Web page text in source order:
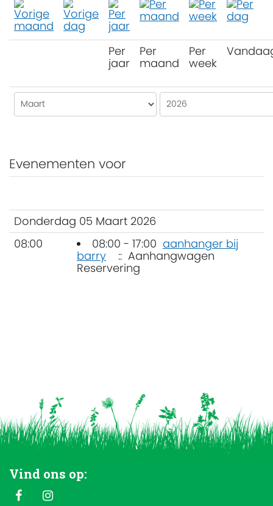
Per
jaar
Per
maand
Per
week
Evenementen voor
Donderdag 05 Maart 2026
08:00
08:00 - 17:00 aanhanger bij
barry
:: Aanhangwagen
Reservering
Vind ons op: